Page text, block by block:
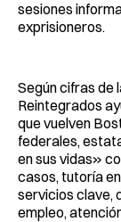
sesiones
exprisioneros.
Según cifras de
Reintegrados
que vuelven
federales,
en sus vidas»
casos, tutoría
servicios clave,
empleo,